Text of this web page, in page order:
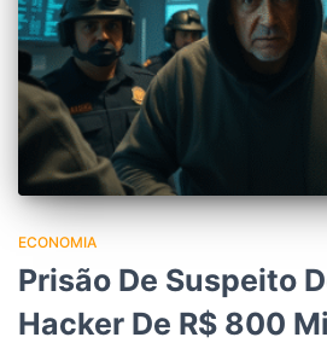
ECONOMIA
Prisão De Suspeito
Hacker De R$ 800